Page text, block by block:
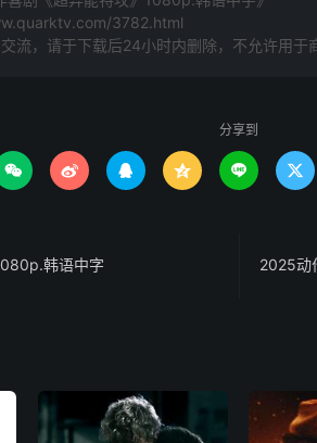
3782.html
流，请于下载后24小时内删除，不允许用于
分享到
     
韩语中字
2025动